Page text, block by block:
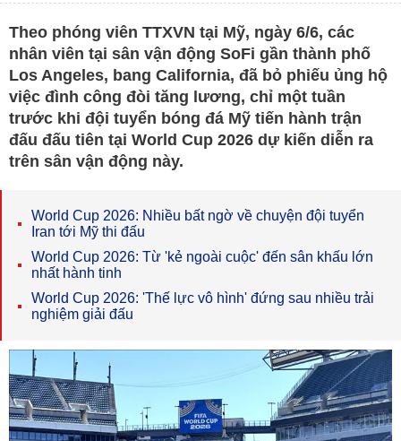
Theo phóng viên TTXVN tại Mỹ, ngày 6/6, các
nhân viên tại sân vận động SoFi gần thành phố
Los Angeles, bang California, đã bỏ phiếu ủng hộ
việc đình công đòi tăng lương, chỉ một tuần
trước khi đội tuyển bóng đá Mỹ tiến hành trận
đấu đấu tiên tại World Cup 2026 dự kiến diễn ra
trên sân vận động này.
World Cup 2026: Nhiều bất ngờ về chuyện đội tuyển
Iran tới Mỹ thi đấu
World Cup 2026: Từ 'kẻ ngoài cuộc' đến sân khấu lớn
nhất hành tinh
World Cup 2026: 'Thế lực vô hình' đứng sau nhiều trải
nghiệm giải đấu